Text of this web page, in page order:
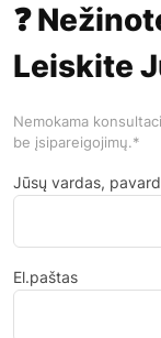
❓
Leiskite
Nemokama
be įsipareigojimų.*
Jūsų vardas,
El.paštas